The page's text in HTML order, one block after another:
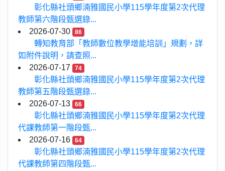
彰化縣社頭鄉湳雅國民小學115學年度第2次代理
教師第六階段甄選錄...
2026-07-30
86
轉知教育部「教師數位教學增能培訓」規劃，詳
如附件說明，請查照...
2026-07-17
74
彰化縣社頭鄉湳雅國民小學115學年度第2次代理
教師第五階段甄選錄...
2026-07-13
66
彰化縣社頭鄉湳雅國民小學115學年度第2次代理
代課教師第一階段甄...
2026-07-16
64
彰化縣社頭鄉湳雅國民小學115學年度第2次代理
代課教師第四階段甄...